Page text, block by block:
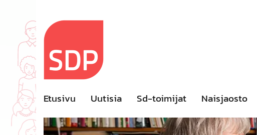
content
Etusivu Uutisia Sd-toimijat Naisjaosto